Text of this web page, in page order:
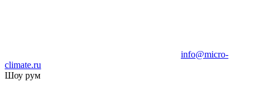
info@micro-
climate.ru
Шоу рум